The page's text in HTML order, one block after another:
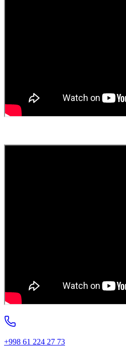
+998 61 224 27 73